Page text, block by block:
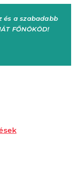
és a szabadabb
FŐNÖKÖD!